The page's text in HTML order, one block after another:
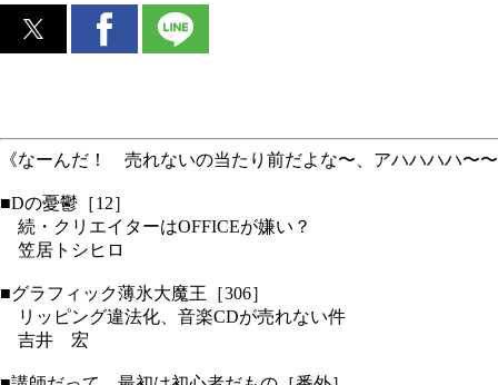
《なーんだ！ 売れないの当たり前だよな〜、アハハハハ〜〜
■Dの憂鬱［12］
続・クリエイターはOFFICEが嫌い？
笠居トシヒロ
■グラフィック薄氷大魔王［306］
リッピング違法化、音楽CDが売れない件
吉井 宏